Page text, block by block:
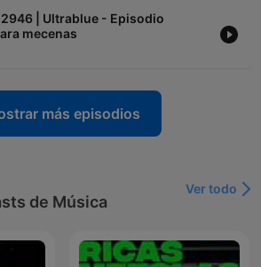
| Ultrablue - Episodio
mecenas
más episodios
de Música
Ver todo